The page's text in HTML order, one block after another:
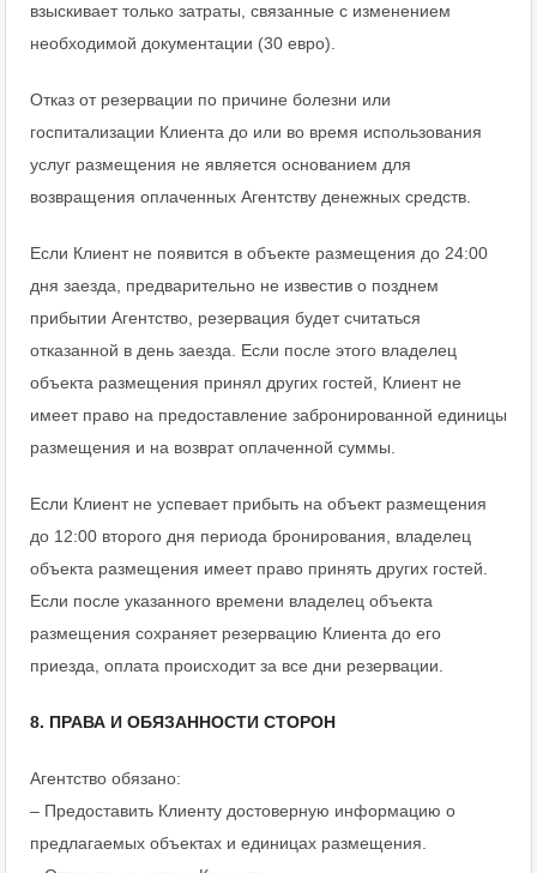
взыскивает только затраты, связанные с изменением
необходимой документации (30 евро).
Отказ от резервации по причине болезни или
госпитализации Клиента до или во время использования
услуг размещения не является основанием для
возвращения оплаченных Агентству денежных средств.
Если Клиент не появится в объекте размещения до 24:00
дня заезда, предварительно не известив о позднем
прибытии Агентство, резервация будет считаться
отказанной в день заезда. Если после этого владелец
объекта размещения принял других гостей, Клиент не
имеет право на предоставление забронированной единицы
размещения и на возврат оплаченной суммы.
Если Клиент не успевает прибыть на объект размещения
до 12:00 второго дня периода бронирования, владелец
объекта размещения имеет право принять других гостей.
Если после указанного времени владелец объекта
размещения сохраняет резервацию Клиента до его
приезда, оплата происходит за все дни резервации.
8. ПРАВА И ОБЯЗАННОСТИ СТОРОН
Агентство обязано:
– Предоставить Клиенту достоверную информацию о
предлагаемых объектах и единицах размещения.